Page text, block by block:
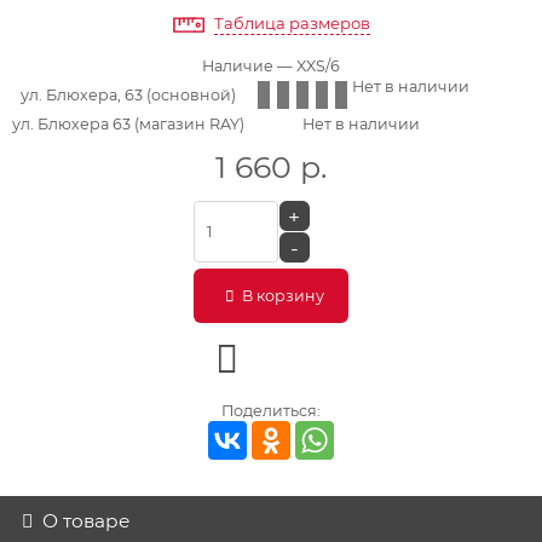
Таблица размеров
Наличие — XXS/6
ул. Блюхера, 63 (основной)
Нет в наличии
ул. Блюхера 63 (магазин RAY) Нет в наличии
1 660 р.
+
-
В корзину
Поделиться:
О товаре